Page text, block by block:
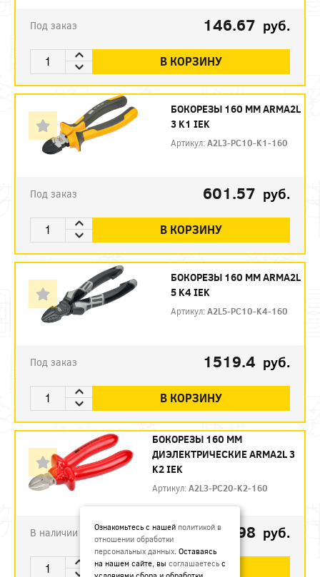
Под заказ 146.67 руб.
В КОРЗИНУ
БОКОРЕЗЫ 160 ММ ARMA2L
3 K1 IEK
Артикул:A2L3-PC10-K1-160
Под заказ 601.57 руб.
В КОРЗИНУ
БОКОРЕЗЫ 160 ММ ARMA2L
5 K4 IEK
Артикул:A2L5-PC10-K4-160
Под заказ 1519.4 руб.
В КОРЗИНУ
БОКОРЕЗЫ 160 ММ
ДИЭЛЕКТРИЧЕСКИЕ ARMA2L 3
K2 IEK
Артикул:A2L3-PC20-K2-160
В наличии 792.98 руб.
В КОРЗИНУ
Ознакомьтесь с нашей политикой в
отношении обработки
персональных данных. Оставаясь
на нашем сайте, вы соглашаетесь с